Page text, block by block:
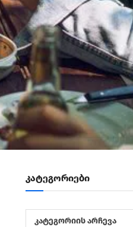
კატეგორიები
კატეგორიები
კატეგორიის არჩევა